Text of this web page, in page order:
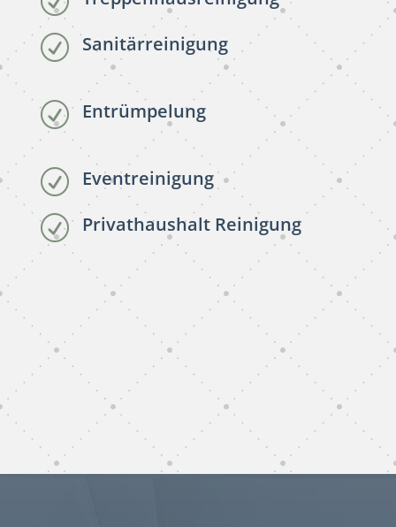
R Sanitärreinigung
R Entrümpelung
R Eventreinigung
R Privathaushalt Reinigung
subunternehmer reinigung
Tornesch
subunternehmer gebäudereinigung Tornesch
gebäudereinigung subunternehmer Tornesch